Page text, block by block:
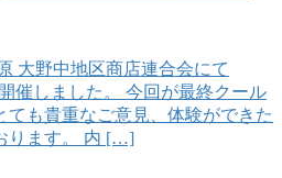
大野中地区商店連合会にて
催しました。 今回が最終クール
ても貴重なご意見、体験ができた
ります。 内 […]